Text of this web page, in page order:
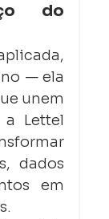
do
— ela
unem
a Lettel
dados
em